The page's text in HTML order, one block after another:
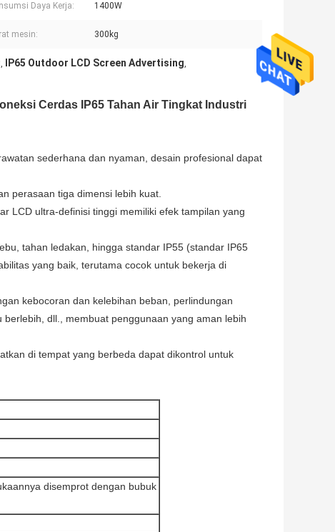
Daya Kerja: 1400W
mesin: 300kg
, IP65 Outdoor LCD Screen Advertising,
Cerdas IP65 Tahan Air Tingkat Industri
sederhana dan nyaman, desain profesional dapat
perasaan tiga dimensi lebih kuat.
LCD ultra-definisi tinggi memiliki efek tampilan yang
tahan ledakan, hingga standar IP55 (standar IP65
yang baik, terutama cocok untuk bekerja di
kebocoran dan kelebihan beban, perlindungan
dll., membuat penggunaan yang aman lebih
di tempat yang berbeda dapat dikontrol untuk
disemprot dengan bubuk